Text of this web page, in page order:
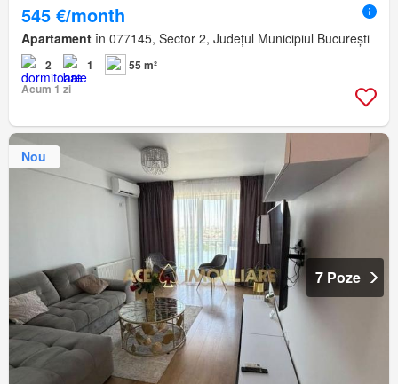
545 €/month
Apartament în 077145, Sector 2, Județul Municipiul București
2 1
55 m²
Acum 1 zi
Nou
7 Poze